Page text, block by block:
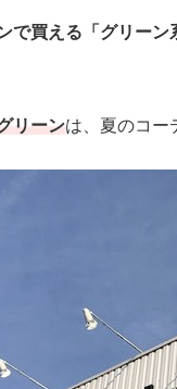
エレクトロニク
題
で買える「グリーン
リーンは、夏のコー